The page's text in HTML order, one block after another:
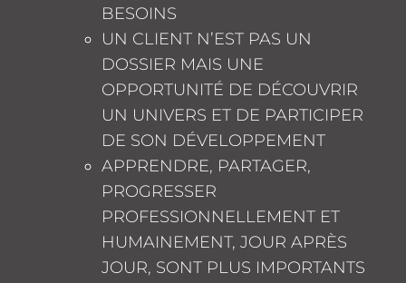
BESOINS
UN CLIENT N’EST PAS UN
DOSSIER MAIS UNE
OPPORTUNITÉ DE DÉCOUVRIR
UN UNIVERS ET DE PARTICIPER
DE SON DÉVELOPPEMENT
APPRENDRE, PARTAGER,
PROGRESSER
PROFESSIONNELLEMENT ET
HUMAINEMENT, JOUR APRÈS
JOUR, SONT PLUS IMPORTANTS